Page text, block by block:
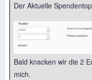
Der Aktuelle
Bald knacken wir die 2
mich.